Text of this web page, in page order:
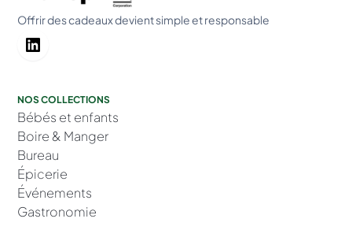
Offrir des cadeaux devient simple et responsable
NOS COLLECTIONS
Bébés et enfants
Boire & Manger
Bureau
Épicerie
Événements
Gastronomie